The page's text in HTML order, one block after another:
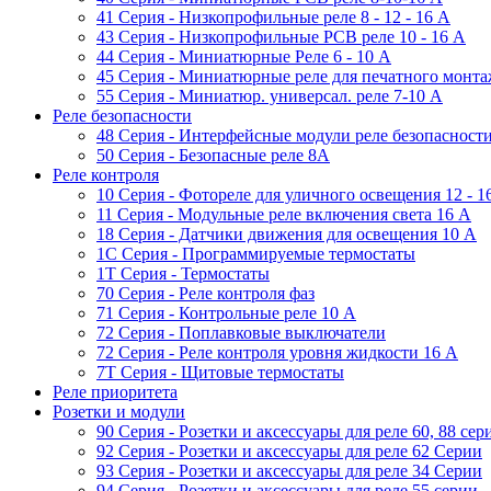
41 Серия - Низкопрофильные реле 8 - 12 - 16 A
43 Серия - Низкопрофильные PCB реле 10 - 16 A
44 Серия - Миниатюрные Реле 6 - 10 A
45 Серия - Миниатюрные реле для печатного
55 Cерия - Миниатюр. универсал. реле 7-10 A
Реле безопасности
48 Серия - Интерфейсные модули реле
50 Серия - Безопасные реле 8А
Реле контроля
10 Серия - Фотореле для уличного освещения 12 -
11 Серия - Модульные реле включения света 16 A
18 Серия - Датчики движения для освещения 10 A
1C Серия - Программируемые термостаты
1Т Серия - Термостаты
70 Серия - Реле контроля фаз
71 Серия - Контрольные реле 10 A
72 Серия - Поплавковые выключатели
72 Серия - Реле контроля уровня жидкости 16 А
7T Серия - Щитовые термостаты
Реле приоритета
Розетки и модули
90 Серия - Розетки и аксессуары для реле 60, 88
92 Серия - Розетки и аксессуары для реле 62 Серии
93 Серия - Розетки и аксессуары для реле 34 Серии